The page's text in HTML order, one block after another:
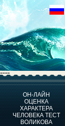
----
ОН-ЛАЙН
ОЦЕНКА
ХАРАКТЕРА
ЧЕЛОВЕКА ТЕСТ
ВОЛИКОВАОЦЕНКА